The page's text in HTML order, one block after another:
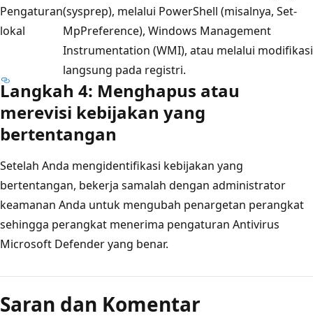
Pengaturan
lokal
(sysprep), melalui PowerShell (misalnya, Set-
MpPreference), Windows Management
Instrumentation (WMI), atau melalui modifikasi
langsung pada registri.
Langkah 4: Menghapus atau
merevisi kebijakan yang
bertentangan
Setelah Anda mengidentifikasi kebijakan yang
bertentangan, bekerja samalah dengan administrator
keamanan Anda untuk mengubah penargetan perangkat
sehingga perangkat menerima pengaturan Antivirus
Microsoft Defender yang benar.
Saran dan Komentar